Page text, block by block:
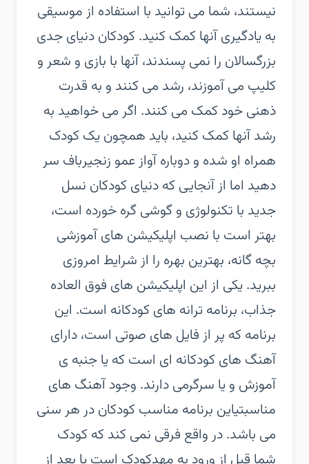
نیستند، شما می توانید با استفاده از موسیقی
به یادگیری آنها کمک کنید. کودکان دنیای جدی
بزرگسالان را نمی پسندند، آنها با بازی و شعر و
کلیپ می آموزند، رشد می کنند و به قدرت
ذهنی خود کمک می کنند. اگر می خواهید به
رشد آنها کمک کنید، باید همچون یک کودک
همراه او شده و دوباره آواز عمو زنجیرباف سر
دهید اما از آنجایی که دنیای کودکان نسل
جدید با تکنولوژی و گوشی گره خورده است،
بهتر است با نصب اپلیکیشن های آموزشی
بچه گانه، بهترین بهره را از شرایط امروزی
ببرید. یکی از این اپلیکیشن های فوق العاده
جذاب، برنامه ترانه های کودکانه است. این
برنامه که پر از فایل های صوتی است، دارای
آهنگ های کودکانه ای است که یا جنبه ی
آموزش و یا سرگرمی دارند. وجود آهنگ های
مناسبتیاین برنامه مناسب کودکان در هر سنی
می باشد. در واقع فرقی نمی کند که کودک